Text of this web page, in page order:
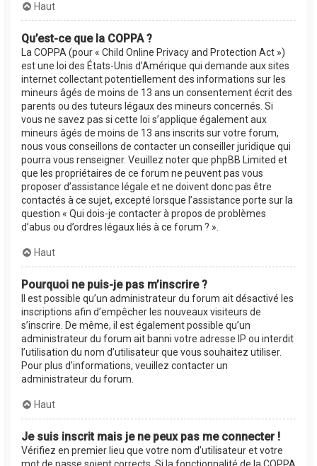
Haut
Qu’est-ce que la COPPA ?
La COPPA (pour « Child Online Privacy and Protection Act »)
est une loi des États-Unis d’Amérique qui demande aux sites
internet collectant potentiellement des informations sur les
mineurs âgés de moins de 13 ans un consentement écrit des
parents ou des tuteurs légaux des mineurs concernés. Si
vous ne savez pas si cette loi s’applique également aux
mineurs âgés de moins de 13 ans inscrits sur votre forum,
nous vous conseillons de contacter un conseiller juridique qui
pourra vous renseigner. Veuillez noter que phpBB Limited et
que les propriétaires de ce forum ne peuvent pas vous
proposer d’assistance légale et ne doivent donc pas être
contactés à ce sujet, excepté lorsque l’assistance porte sur la
question « Qui dois-je contacter à propos de problèmes
d’abus ou d’ordres légaux liés à ce forum ? ».
Haut
Pourquoi ne puis-je pas m’inscrire ?
Il est possible qu’un administrateur du forum ait désactivé les
inscriptions afin d’empêcher les nouveaux visiteurs de
s’inscrire. De même, il est également possible qu’un
administrateur du forum ait banni votre adresse IP ou interdit
l’utilisation du nom d’utilisateur que vous souhaitez utiliser.
Pour plus d’informations, veuillez contacter un
administrateur du forum.
Haut
Je suis inscrit mais je ne peux pas me connecter !
Vérifiez en premier lieu que votre nom d’utilisateur et votre
mot de passe soient corrects. Si la fonctionnalité de la COPPA